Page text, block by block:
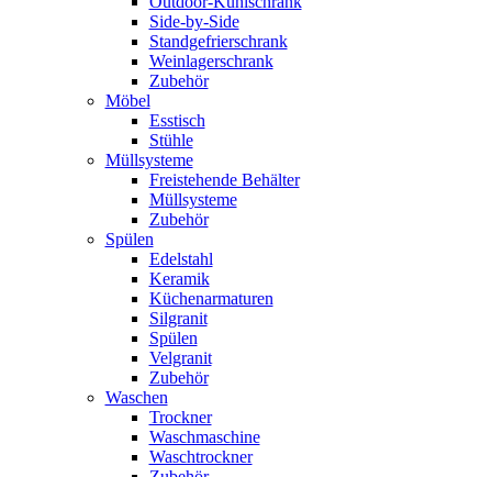
Side-by-Side
Standgefrierschrank
Weinlagerschrank
Zubehör
Möbel
Esstisch
Stühle
Müllsysteme
Freistehende Behälter
Müllsysteme
Zubehör
Spülen
Edelstahl
Keramik
Küchenarmaturen
Silgranit
Spülen
Velgranit
Zubehör
Waschen
Trockner
Waschmaschine
Waschtrockner